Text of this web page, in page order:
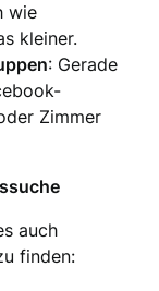
wie
kleiner.
: Gerade
Zimmer
auch
finden: